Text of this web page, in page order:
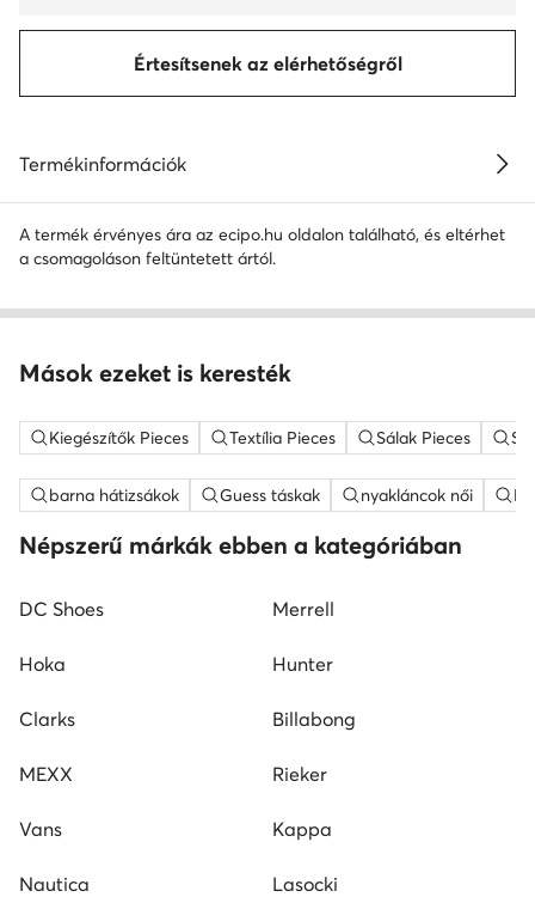
Értesítsenek az elérhetőségről
Termékinformációk
A termék érvényes ára az ecipo.hu oldalon található, és eltérhet
a csomagoláson feltüntetett ártól.
Mások ezeket is keresték
Kiegészítők Pieces Textília Pieces Sálak Pieces
barna hátizsákok Guess táskak nyakláncok női
Népszerű márkák ebben a kategóriában
DC Shoes Merrell
Hoka Hunter
Clarks Billabong
MEXX Rieker
Vans Kappa
Nautica Lasocki